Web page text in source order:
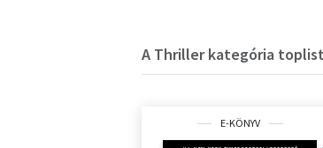
A Thriller kategória
E-KÖNYV